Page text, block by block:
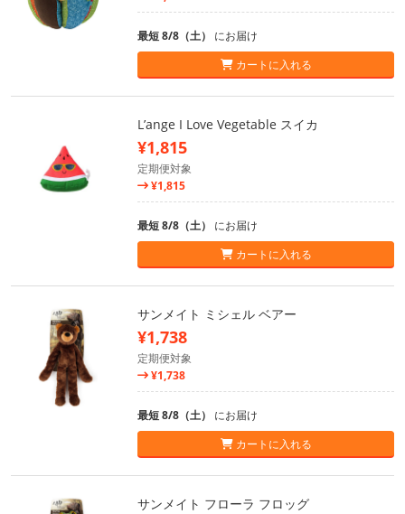
最短 8/8（土） にお届け
カートに入れる
L’ange I Love Vegetable スイカ
¥1,815
定期便対象
¥1,815
最短 8/8（土） にお届け
カートに入れる
サンメイト ミシェル ベアー
¥1,738
定期便対象
¥1,738
最短 8/8（土） にお届け
カートに入れる
サンメイト フローラ フロッグ